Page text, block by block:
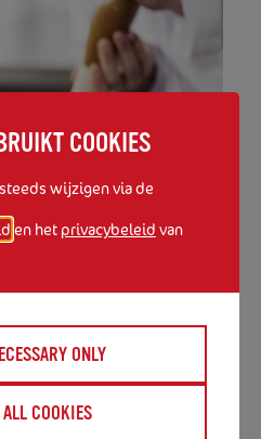
PATISSIERS
COOKIES
wijzigen via de
en het privacybeleid van
ONLY
COOKIES